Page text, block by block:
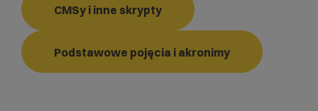
CMSy i inne skrypty
Podstawowe pojęcia i akronimy